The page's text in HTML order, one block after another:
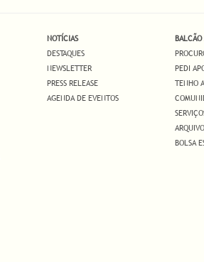
NOTÍCIAS
DESTAQUES
NEWSLETTER
PRESS RELEASE
AGENDA DE EVENTOS
BALCÃO
PEDI
TENHO
ARQUIVO
BOLSA